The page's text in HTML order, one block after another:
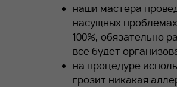
наши мастера
насущных
100%, обязательно
все будет
на процедуре
грозит никакая